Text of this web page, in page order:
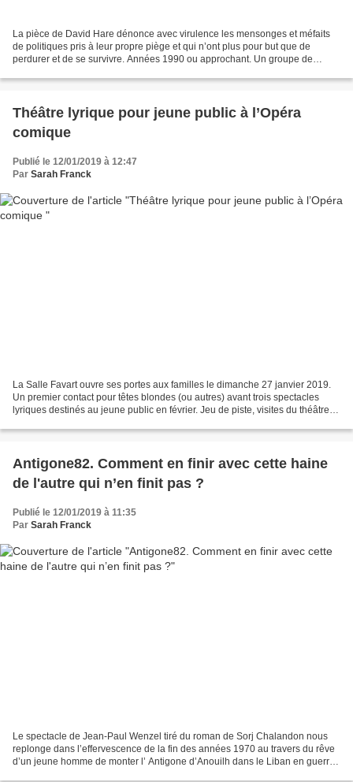
La pièce de David Hare dénonce avec virulence les mensonges et méfaits
de politiques pris à leur propre piège et qui n’ont plus pour but que de
perdurer et de se survivre. Années 1990 ou approchant. Un groupe de
Théâtre lyrique pour jeune public à l’Opéra
comique
Publié le 12/01/2019 à 12:47
Par Sarah Franck
La Salle Favart ouvre ses portes aux familles le dimanche 27 janvier 2019.
Un premier contact pour têtes blondes (ou autres) avant trois spectacles
lyriques destinés au jeune public en février. Jeu de piste, visites du théâtre,
Antigone82. Comment en finir avec cette haine
de l'autre qui n’en finit pas ?
Publié le 12/01/2019 à 11:35
Par Sarah Franck
Le spectacle de Jean-Paul Wenzel tiré du roman de Sorj Chalandon nous
replonge dans l’effervescence de la fin des années 1970 au travers du rêve
d’un jeune homme de monter l’ Antigone d’Anouilh dans le Liban en guerre,